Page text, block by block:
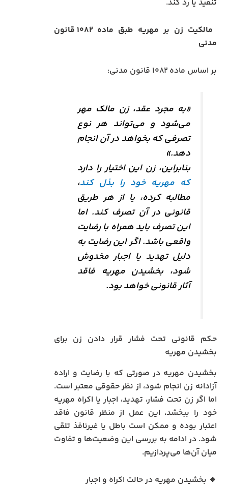
تنفیذ یا رد کند.
مالکیت زن بر مهریه طبق ماده ۱۰۸۲ قانون
مدنی
بر اساس ماده ۱۰۸۲ قانون مدنی:
«به مجرد عقد، زن مالک مهر
می‌شود و می‌تواند هر نوع
تصرفی که بخواهد در آن انجام
دهد.»
بنابراین، زن این اختیار را دارد
که مهریه خود را بذل کند،
مطالبه کرده، یا از هر طریق
قانونی در آن تصرف کند. اما
این تصرف باید همراه با رضایت
واقعی باشد. اگر این رضایت به
دلیل تهدید یا اجبار مخدوش
شود، بخشیدن مهریه فاقد
آثار قانونی خواهد بود.
حکم قانونی تحت فشار قرار دادن زن برای
بخشیدن مهریه
بخشیدن مهریه در صورتی که با رضایت و اراده
آزادانه زن انجام شود، از نظر حقوقی معتبر است.
اما اگر زن تحت فشار، تهدید، اجبار یا اکراه مهریه
خود را ببخشد، این عمل از منظر قانون فاقد
اعتبار بوده و ممکن است باطل یا غیرنافذ تلقی
شود. در ادامه به بررسی این وضعیت‌ها و تفاوت
میان آن‌ها می‌پردازیم.
🔹 بخشیدن مهریه در حالت اکراه و اجبار